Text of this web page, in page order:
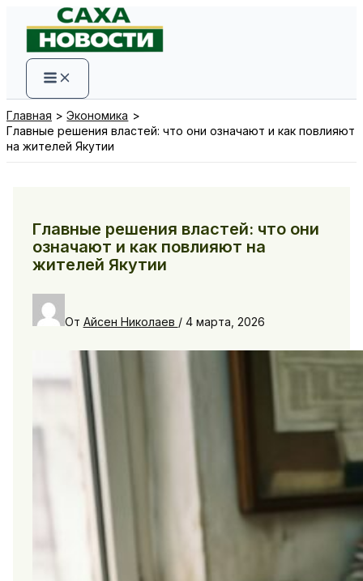
содержимому
Главная
Экономика
Главные решения властей: что они означают и как повлияют
на жителей Якутии
Главные решения властей: что они
означают и как повлияют на
жителей Якутии
От Айсен Николаев / 4 марта, 2026